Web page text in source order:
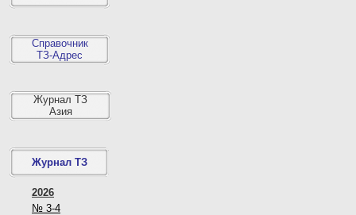
Справочник
ТЗ-Адрес
Журнал ТЗ
Азия
Журнал ТЗ
2026
№ 3-4